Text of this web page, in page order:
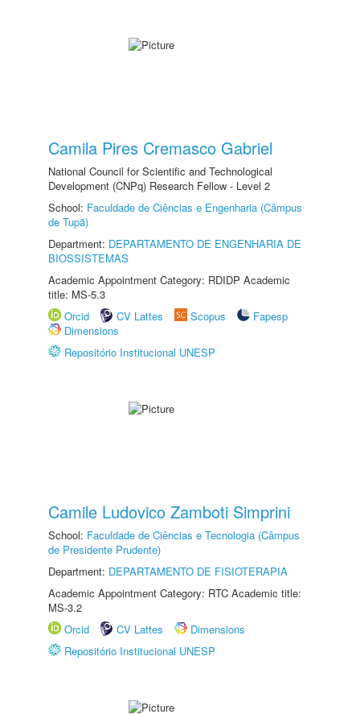
Camila Pires Cremasco Gabriel
National Council for Scientific and Technological
Development (CNPq) Research Fellow - Level 2
School: Faculdade de Ciências e Engenharia (Câmpus
de Tupã)
Department: DEPARTAMENTO DE ENGENHARIA DE
BIOSSISTEMAS
Academic Appointment Category: RDIDP Academic
title: MS-5.3
Orcid
CV Lattes Scopus
Fapesp
Dimensions
Repositório Institucional UNESP
Camile Ludovico Zamboti Simprini
School: Faculdade de Ciências e Tecnologia (Câmpus
de Presidente Prudente)
Department: DEPARTAMENTO DE FISIOTERAPIA
Academic Appointment Category: RTC Academic title:
MS-3.2
Orcid
CV Lattes
Dimensions
Repositório Institucional UNESP